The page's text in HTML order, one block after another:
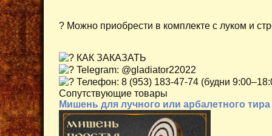
? Можно приобрести в комплекте с луком и
КАК ЗАКАЗАТЬ
Telegram: @gladiator22022
Телефон: 8 (953) 183-47-74 (будни
Сопутствующие товары
Мишень для лучного или арбалетного тира